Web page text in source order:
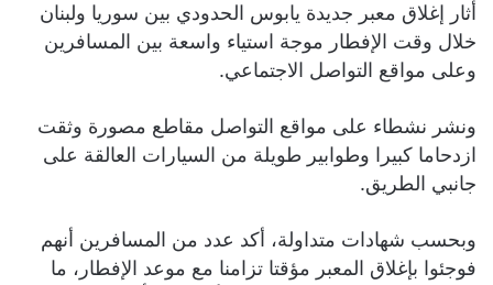
أثار إغلاق معبر جديدة يابوس الحدودي بين سوريا ولبنان
خلال وقت الإفطار موجة استياء واسعة بين المسافرين
وعلى مواقع التواصل الاجتماعي.
ونشر نشطاء على مواقع التواصل مقاطع مصورة وثقت
ازدحاما كبيرا وطوابير طويلة من السيارات العالقة على
جانبي الطريق.
وبحسب شهادات متداولة، أكد عدد من المسافرين أنهم
فوجئوا بإغلاق المعبر مؤقتا تزامنا مع موعد الإفطار، ما